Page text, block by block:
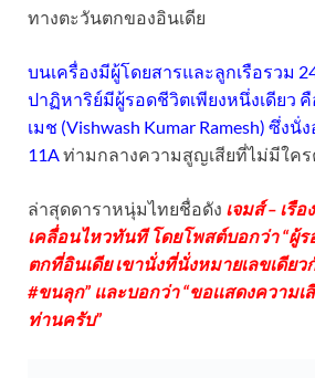
ทางตะวันตกของอินเดีย
บนเครื่องมีผู้โดยสารและลูกเรือรวม
ปาฏิหาริย์มีผู้รอดชีวิตเพียงหนึ่งเดียว
เมช (Vishwash Kumar Ramesh) ซึ่งนั่
11Aท่ามกลางความสูญเสียที่ไม่มีใค
ล่าสุดดาราหนุ่มไทยชื่อดัง เจมส์ – เรื
เคลื่อนไหวทันที โดยโพสต์บอกว่า “ผู้
ตกที่อินเดีย เขานั่งที่นั่งหมายเลขเดียว
#ขนลุก” และบอกว่า “ขอเเสดงความ
ท่านครับ”